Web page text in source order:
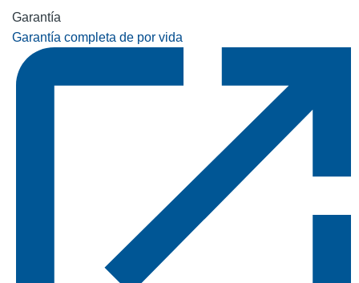
Garantía
Garantía completa de por vida